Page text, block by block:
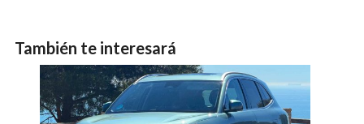
También te interesará